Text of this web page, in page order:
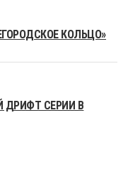
КОЛЬЦО»
ДРИФТ СЕРИИ В